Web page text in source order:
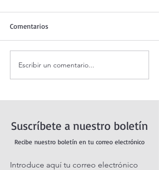
Santo Rosario de hoy
jueves. Misterios
Comentarios
Escribir un comentario...
Suscríbete a nuestro boletín
Recibe nuestro boletín en tu correo electrónico
Introduce aquí tu correo electrónico